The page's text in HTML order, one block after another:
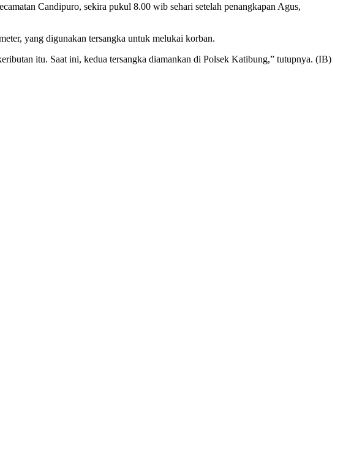
Candipuro, sekira pukul 8.00 wib sehari setelah penangkapan Agus,
yang digunakan tersangka untuk melukai korban.
itu. Saat ini, kedua tersangka diamankan di Polsek Katibung,” tutupnya. (IB)